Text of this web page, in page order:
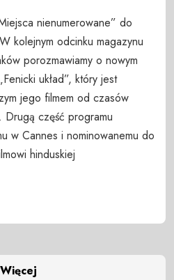
nienumerowane” do
kolejnym odcinku magazynu
porozmawiamy o nowym
układ”, który jest
jego filmem od czasów
część programu
w Cannes i nominowanemu do
hinduskiej
Więcej